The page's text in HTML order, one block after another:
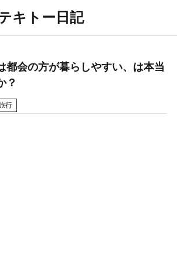
キトー日記
都会の方が暮らしやすい、は本当
？
行